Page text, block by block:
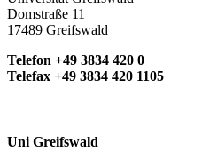
Domstraße 11
17489 Greifswald
Telefon +49 3834 420 0
Telefax +49 3834 420 1105
Uni Greifswald